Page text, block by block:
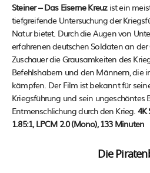
Steiner – Das Eiserne Kreuzist ein
tiefgreifende Untersuchung der
Natur bietet. Durch die Augen von
erfahrenen deutschen Soldaten an
Zuschauer die Grausamkeiten des
Befehlshabern und den Männern, die
kämpfen. Der Film ist bekannt für
Kriegsführung und sein ungeschöntes
Entmenschlichung durch den Krieg. 4K
1.85:1, LPCM 2.0 (Mono), 133 Minuten
Die